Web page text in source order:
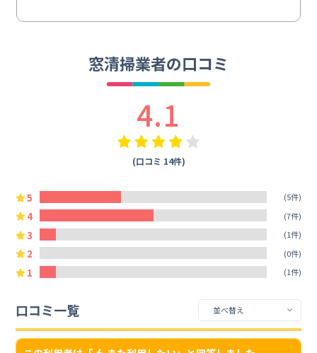
窓清掃業者の口コミ
4.1
(口コミ 14件)
5 (5件)
4 (7件)
3 (1件)
2 (0件)
1 (1件)
口コミ一覧